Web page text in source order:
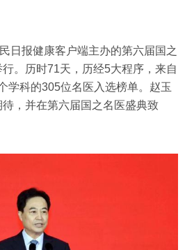
日报健康客户端主办的第六届国之
。历时71天，历经5大程序，来自
学科的305位名医入选榜单。赵玉
，并在第六届国之名医盛典致